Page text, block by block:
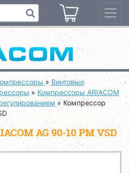
» Винтовые
» Компрессоры ARIACOM
» Компрессор
AG 90-10 PM VSD